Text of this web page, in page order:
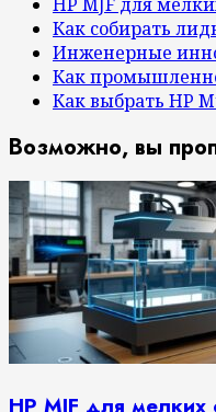
Как собирать
Инженерные
Как
Как выбрать HP
Возможно, вы
HP MJF для мелких